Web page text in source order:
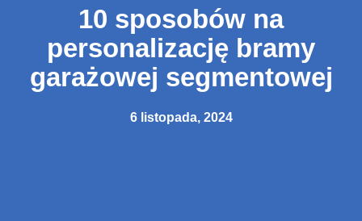
10 sposobów na
personalizację bramy
garażowej segmentowej
6 listopada, 2024